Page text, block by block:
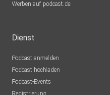
Werben auf podcast.de
Dienst
Podcast anmelden
Podcast hochladen
Podcast-Events
Registrierung